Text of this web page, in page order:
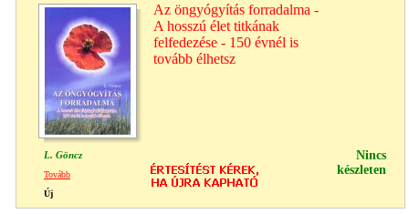
Az öngyógyítás forradalma -
A hosszú élet titkának
felfedezése - 150 évnél is
tovább élhetsz
L. Göncz
Nincs
készleten
Tovább
Új